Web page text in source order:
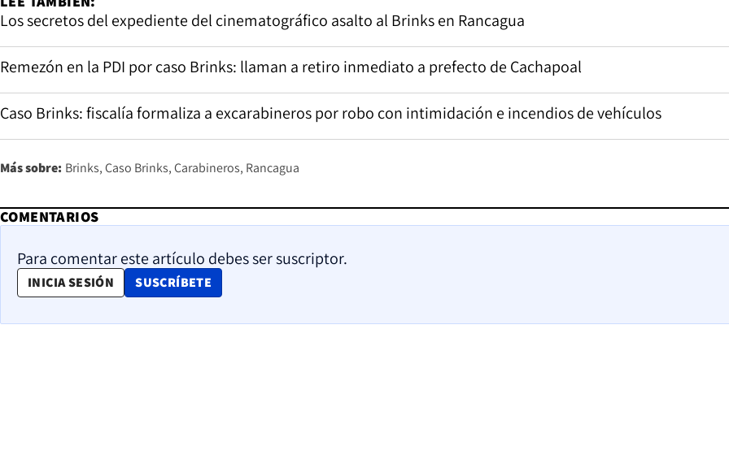
Los secretos del expediente del cinematográfico asalto al Brinks en Rancagua
Remezón en la PDI por caso Brinks: llaman a retiro inmediato a prefecto de Cachapoal
Caso Brinks: fiscalía formaliza a excarabineros por robo con intimidación e incendios de vehículos
Más sobre: Brinks Caso Brinks Carabineros Rancagua
COMENTARIOS
Para comentar este artículo debes ser suscriptor.
INICIA SESIÓN SUSCRÍBETE
OPENS IN NEW WINDOW